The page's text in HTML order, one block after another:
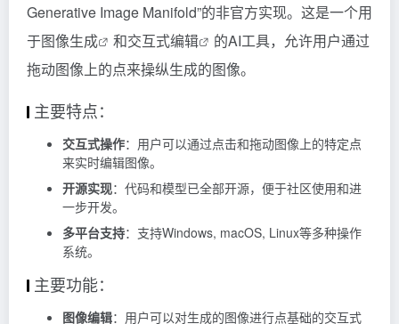
Generative Image Manifold”的非官方实现。这是一个用
于图像生成 和交互式编辑
的AI工具，允许用户通过
拖动图像上的点来操纵生成的图像。
主要特点：
交互式操作：用户可以通过点击和拖动图像上的特定点
来实时编辑图像。
开源实现：代码和模型已全部开源，便于社区使用和进
一步开发。
多平台支持：支持Windows, macOS, Linux等多种操作
系统。
主要功能：
图像编辑：用户可以对生成的图像进行点基础的交互式